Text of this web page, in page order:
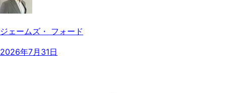
ジェームズ・ フォード
2026年7月31日